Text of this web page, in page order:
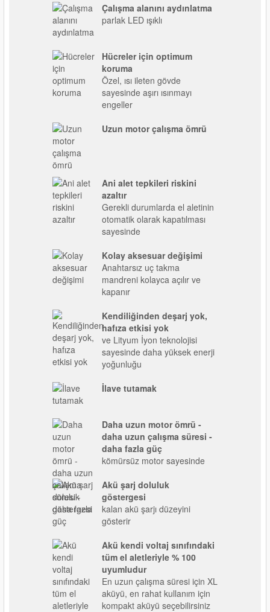
Çalışma alanını aydınlatma
parlak LED ışıklı
Hücreler için optimum
koruma
Özel, ısı ileten gövde
sayesinde aşırı ısınmayı
engeller
Uzun motor çalışma ömrü
Ani alet tepkileri riskini
azaltır
Gerekli durumlarda el aletinin
otomatik olarak kapatılması
sayesinde
Kolay aksesuar değişimi
Anahtarsız uç takma
mandreni kolayca açılır ve
kapanır
Kendiliğinden deşarj yok,
hafıza etkisi yok
ve Lityum İyon teknolojisi
sayesinde daha yüksek enerji
yoğunluğu
İlave tutamak
Daha uzun motor ömrü -
daha uzun çalışma süresi -
daha fazla güç
kömürsüz motor sayesinde
Akü şarj doluluk
göstergesi
kalan akü şarjı düzeyini
gösterir
Akü kendi voltaj sınıfındaki
tüm el aletleriyle % 100
uyumludur
En uzun çalışma süresi için XL
aküyü, en rahat kullanım için
kompakt aküyü seçebilirsiniz